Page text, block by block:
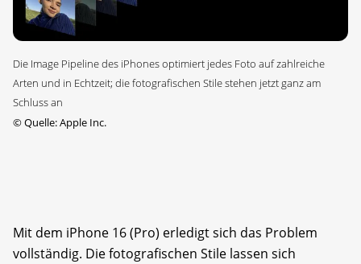
Die Image Pipeline des iPhones optimiert jedes Foto auf zahlreiche
Arten und in Echtzeit; die fotografischen Stile stehen jetzt ganz am
Schluss an
©Quelle: Apple Inc.
Mit dem iPhone 16 (Pro) erledigt sich das Problem
vollständig. Die fotografischen Stile lassen sich